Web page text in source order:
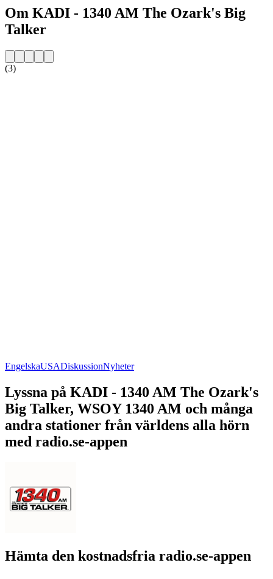
Om KADI - 1340 AM The Ozark's Big
Talker
(3)
EngelskaUSADiskussionNyheter
Lyssna på KADI - 1340 AM The Ozark's
Big Talker, WSOY 1340 AM och många
andra stationer från världens alla hörn
med radio.se-appen
Hämta den kostnadsfria radio.se-appen